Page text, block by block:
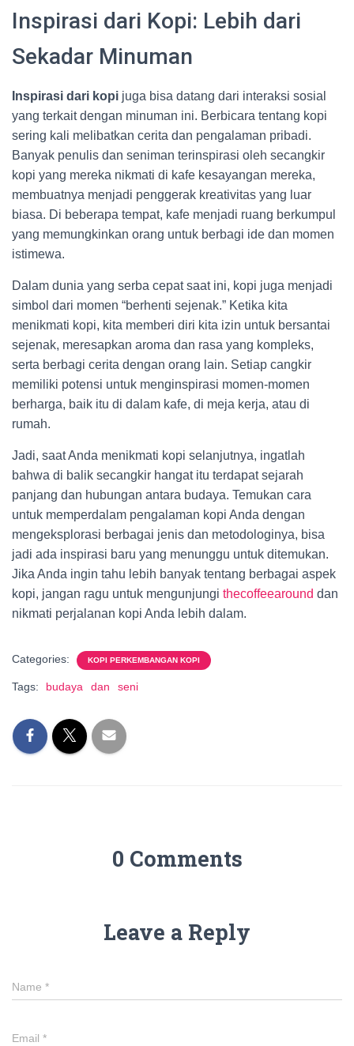
Inspirasi dari Kopi: Lebih dari
Sekadar Minuman
Inspirasi dari kopi juga bisa datang dari interaksi sosial
yang terkait dengan minuman ini. Berbicara tentang kopi
sering kali melibatkan cerita dan pengalaman pribadi.
Banyak penulis dan seniman terinspirasi oleh secangkir
kopi yang mereka nikmati di kafe kesayangan mereka,
membuatnya menjadi penggerak kreativitas yang luar
biasa. Di beberapa tempat, kafe menjadi ruang berkumpul
yang memungkinkan orang untuk berbagi ide dan momen
istimewa.
Dalam dunia yang serba cepat saat ini, kopi juga menjadi
simbol dari momen “berhenti sejenak.” Ketika kita
menikmati kopi, kita memberi diri kita izin untuk bersantai
sejenak, meresapkan aroma dan rasa yang kompleks,
serta berbagi cerita dengan orang lain. Setiap cangkir
memiliki potensi untuk menginspirasi momen-momen
berharga, baik itu di dalam kafe, di meja kerja, atau di
rumah.
Jadi, saat Anda menikmati kopi selanjutnya, ingatlah
bahwa di balik secangkir hangat itu terdapat sejarah
panjang dan hubungan antara budaya. Temukan cara
untuk memperdalam pengalaman kopi Anda dengan
mengeksplorasi berbagai jenis dan metodologinya, bisa
jadi ada inspirasi baru yang menunggu untuk ditemukan.
Jika Anda ingin tahu lebih banyak tentang berbagai aspek
kopi, jangan ragu untuk mengunjungi thecoffeearound dan
nikmati perjalanan kopi Anda lebih dalam.
Categories: KOPI PERKEMBANGAN KOPI
Tags: budaya dan seni
0 Comments
Leave a Reply
Name *
Email *